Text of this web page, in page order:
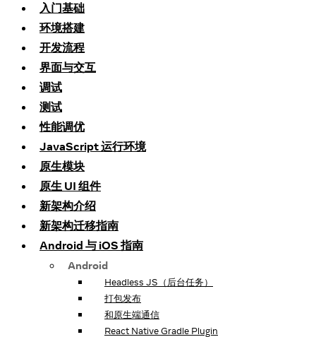
入门基础
环境搭建
开发流程
界面与交互
调试
测试
性能调优
JavaScript 运行环境
原生模块
原生 UI 组件
新架构介绍
新架构迁移指南
Android 与 iOS 指南
Android
Headless JS（后台任务）
打包发布
和原生端通信
React Native Gradle Plugin